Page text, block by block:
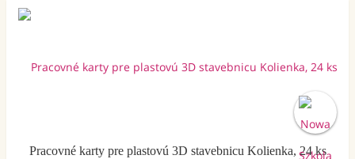
Pracovné karty pre plastovú 3D stavebnicu Kolienka, 24 ks